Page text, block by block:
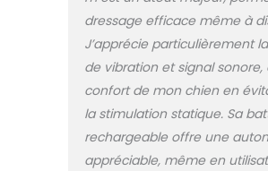
pour
à 70
dressage efficace même à
J’apprécie particulièrement
de vibration et signal
confort de mon chien en
la stimulation statique. Sa
rechargeable offre une
appréciable, même en